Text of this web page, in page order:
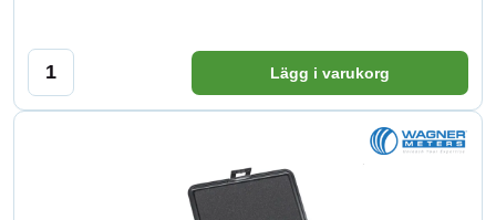
Lägg i varukorg